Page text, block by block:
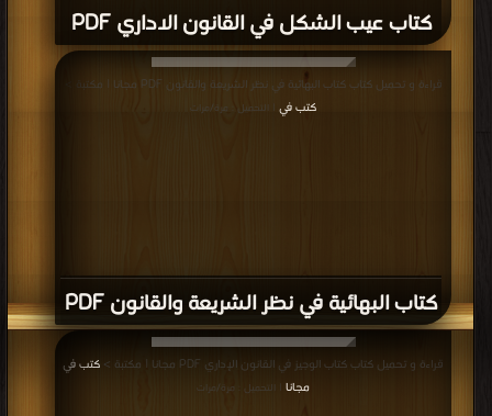
كتاب عيب الشكل في القانون الاداري PDF
كتاب البهائية في نظر الشريعة والقانون PDF
قراءة و تحميل كتاب كتاب البهائية في نظر الشريعة والقانون PDF مجانا | مكتبة >
كتب في
| التحميل : مرة/مرات
قراءة و تحميل كتاب كتاب الوجيز في القانون الإداري PDF مجانا | مكتبة >
كتب في
مجانا | التحميل : مرة/مرات